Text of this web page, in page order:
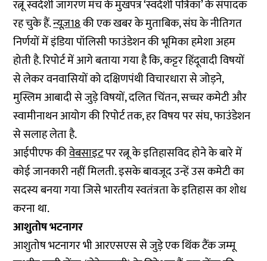
रत्नू स्वदेशी जागरण मंच के मुखपत्र ‘स्वदेशी पत्रिका’ के संपादक
रह चुके हैं.न्यूज़18की एक खबर के मुताबिक, संघ के नीतिगत
निर्णयों में इंडिया पॉलिसी फाउंडेशन की भूमिका हमेशा अहम
होती है. रिपोर्ट में आगे बताया गया है कि, कट्टर हिंदूवादी विषयों
से लेकर वनवासियों को दक्षिणपंथी विचारधारा से जोड़ने,
मुस्लिम आबादी से जुड़े विषयों, दलित चिंतन, सच्चर कमेटी और
स्वामीनाथन आयोग की रिपोर्ट तक, हर विषय पर संघ, फाउंडेशन
से सलाह लेता है.
आईपीएफ कीवेबसाइटपर रत्नू के इतिहासविद होने के बारे में
कोई जानकारी नहीं मिलती. इसके बावजूद उन्हें उस कमेटी का
सदस्य बनया गया जिसे भारतीय स्वतंत्रता के इतिहास का शोध
करना था.
आशुतोष भटनागर
आशुतोष भटनागर भी आरएसएस से जुड़े एक थिंक टैंक जम्मू